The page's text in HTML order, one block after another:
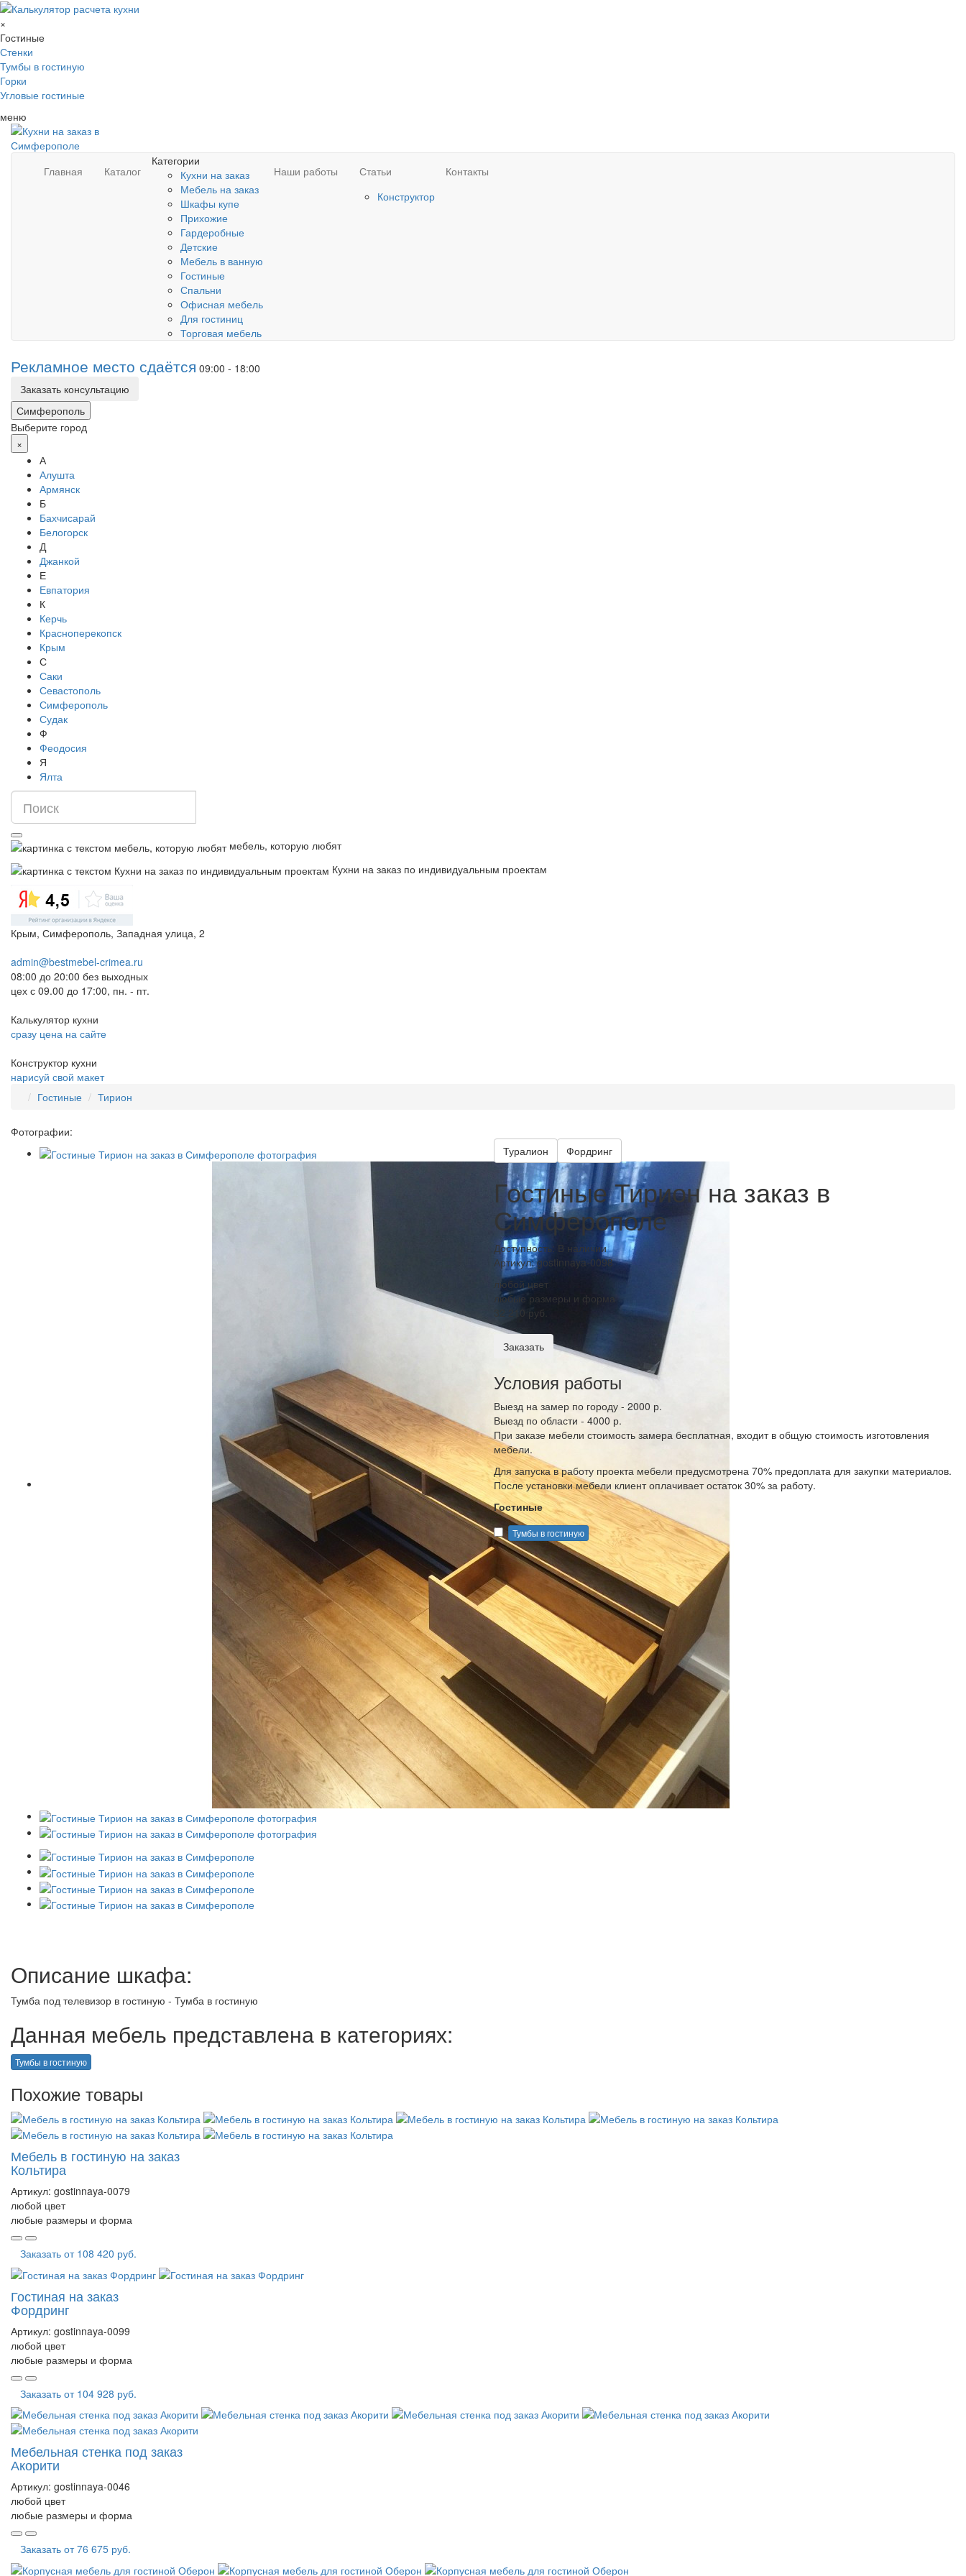
×
Гостиные
Стенки
Тумбы в гостиную
Горки
Угловые гостиные
меню
Главная Каталог
Категории
Кухни на заказ
Мебель на заказ
Шкафы купе
Прихожие
Гардеробные
Детские
Мебель в ванную
Гостиные
Спальни
Офисная мебель
Для гостиниц
Торговая мебель
Наши работы
Статьи
Конструктор
Контакты
Рекламное место сдаётся 09:00 - 18:00
Заказать консультацию
Симферополь
Выберите город
×
А
Алушта
Армянск
Б
Бахчисарай
Белогорск
Д
Джанкой
Е
Евпатория
К
Керчь
Красноперекопск
Крым
С
Саки
Севастополь
Симферополь
Судак
Ф
Феодосия
Я
Ялта
мебель, которую любят
Кухни на заказ по индивидуальным проектам
Крым, Симферополь, Западная улица, 2
admin@bestmebel-crimea.ru
08:00 до 20:00 без выходных
цех с 09.00 до 17:00, пн. - пт.
Калькулятор кухни
сразу цена на сайте
Конструктор кухни
нарисуй свой макет
Гостиные
Тирион
Фотографии:
Описание шкафа:
Тумба под телевизор в гостиную - Тумба в гостиную
Данная мебель представлена в категориях:
Тумбы в гостиную
Туралион Фордринг
Гостиные Тирион на заказ в
Симферополе
Доступность: В наличии
Артикул:gostinnaya-0098
любой цвет
любые размеры и форма
32 210 руб.
Заказать
Условия работы
Выезд на замер по городу - 2000 р.
Выезд по области - 4000 р.
При заказе мебели стоимость замера бесплатная, входит в общую стоимость изготовления
мебели.
Для запуска в работу проекта мебели предусмотрена 70% предоплата для закупки материалов.
После установки мебели клиент оплачивает остаток 30% за работу.
Гостиные
Тумбы в гостиную
Похожие товары
Мебель в гостиную на заказ
Кольтира
Артикул: gostinnaya-0079
любой цвет
любые размеры и форма
Заказать от 108 420 руб.
Гостиная на заказ
Фордринг
Артикул: gostinnaya-0099
любой цвет
любые размеры и форма
Заказать от 104 928 руб.
Мебельная стенка под заказ
Акорити
Артикул: gostinnaya-0046
любой цвет
любые размеры и форма
Заказать от76 675 руб.